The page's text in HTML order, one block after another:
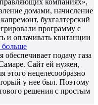
компаниях»,
домами, начисление
бухгалтерский
программу с
и оплачивать квитанции
больше
подачу газа
Сайт ей нужен,
нецелесообразно
у нее был. Поэтому
решения с простым